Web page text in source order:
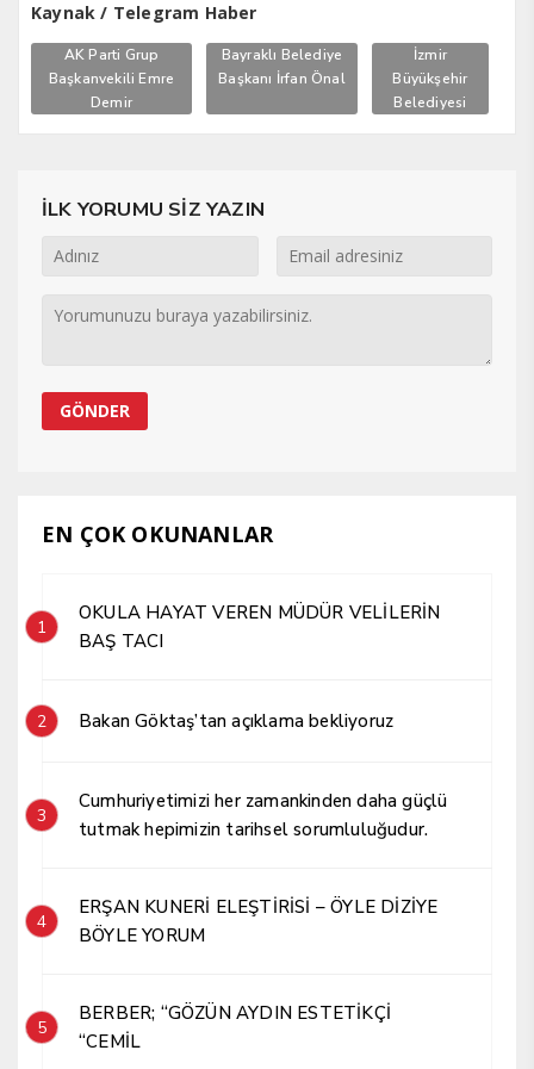
Kaynak / Telegram Haber
AK Parti Grup
Başkanvekili Emre
Demir
Bayraklı Belediye
Başkanı İrfan Önal
İzmir
Büyükşehir
Belediyesi
İLK YORUMU SİZ YAZIN
EN ÇOK OKUNANLAR
1
OKULA HAYAT VEREN MÜDÜR VELİLERİN
BAŞ TACI
2 Bakan Göktaş’tan açıklama bekliyoruz
3
Cumhuriyetimizi her zamankinden daha güçlü
tutmak hepimizin tarihsel sorumluluğudur.
4
ERŞAN KUNERİ ELEŞTİRİSİ – ÖYLE DİZİYE
BÖYLE YORUM
5
BERBER; “GÖZÜN AYDIN ESTETİKÇİ
“CEMİL